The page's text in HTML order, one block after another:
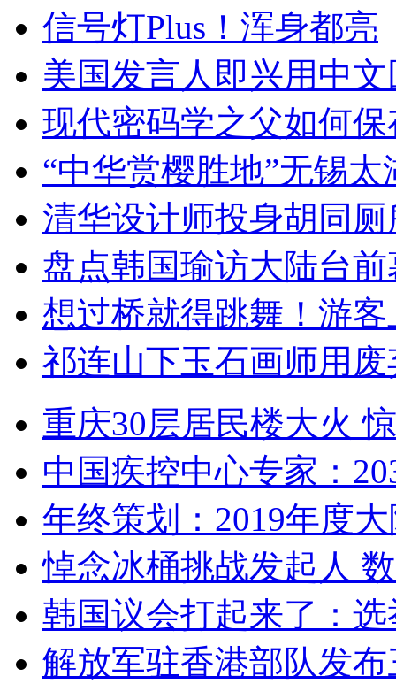
信号灯Plus！浑身都亮
美国发言人即兴用中
现代密码学之父如何
“中华赏樱胜地”无锡
清华设计师投身胡同
盘点韩国瑜访大陆台
想过桥就得跳舞！游客
祁连山下玉石画师用
重庆30层居民楼大火
中国疾控中心专家：
年终策划：2019年度
悼念冰桶挑战发起人
韩国议会打起来了：
解放军驻香港部队发